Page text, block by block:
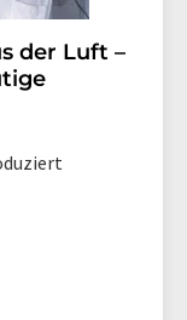
der Luft –